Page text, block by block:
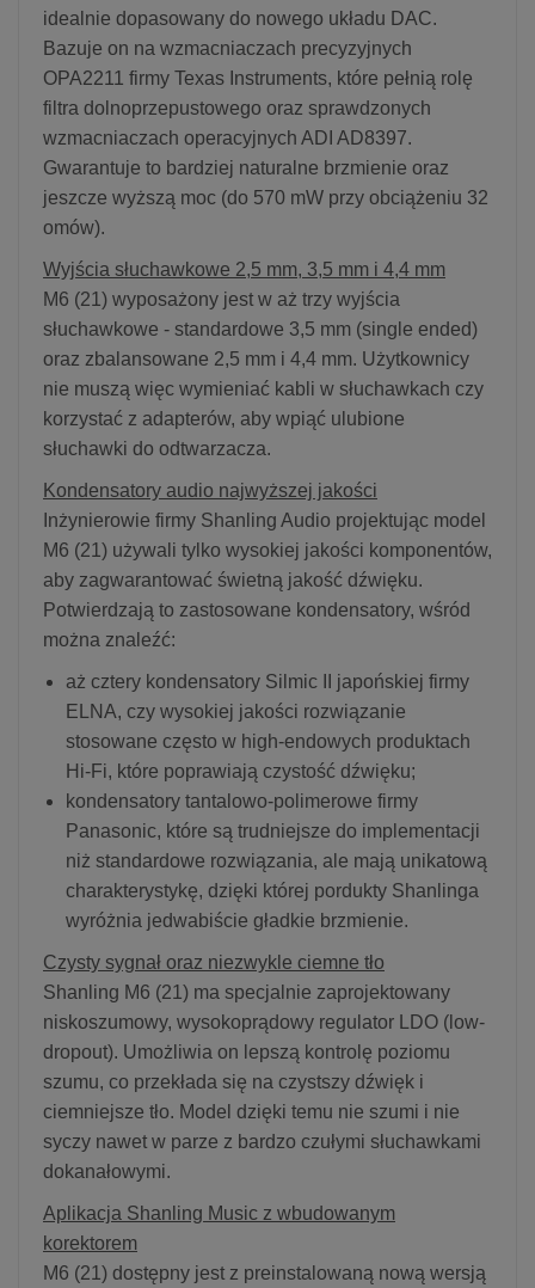
idealnie dopasowany do nowego układu DAC.
Bazuje on na wzmacniaczach precyzyjnych
OPA2211 firmy Texas Instruments, które pełnią rolę
filtra dolnoprzepustowego oraz sprawdzonych
wzmacniaczach operacyjnych ADI AD8397.
Gwarantuje to bardziej naturalne brzmienie oraz
jeszcze wyższą moc (do 570 mW przy obciążeniu 32
omów).
Wyjścia słuchawkowe 2,5 mm, 3,5 mm i 4,4 mm
M6 (21) wyposażony jest w aż trzy wyjścia
słuchawkowe - standardowe 3,5 mm (single ended)
oraz zbalansowane 2,5 mm i 4,4 mm. Użytkownicy
nie muszą więc wymieniać kabli w słuchawkach czy
korzystać z adapterów, aby wpiąć ulubione
słuchawki do odtwarzacza.
Kondensatory audio najwyższej jakości
Inżynierowie firmy Shanling Audio projektując model
M6 (21) używali tylko wysokiej jakości komponentów,
aby zagwarantować świetną jakość dźwięku.
Potwierdzają to zastosowane kondensatory, wśród
można znaleźć:
aż cztery kondensatory Silmic II japońskiej firmy
ELNA, czy wysokiej jakości rozwiązanie
stosowane często w high-endowych produktach
Hi-Fi, które poprawiają czystość dźwięku;
kondensatory tantalowo-polimerowe firmy
Panasonic, które są trudniejsze do implementacji
niż standardowe rozwiązania, ale mają unikatową
charakterystykę, dzięki której pordukty Shanlinga
wyróżnia jedwabiście gładkie brzmienie.
Czysty sygnał oraz niezwykle ciemne tło
Shanling M6 (21) ma specjalnie zaprojektowany
niskoszumowy, wysokoprądowy regulator LDO (low-
dropout). Umożliwia on lepszą kontrolę poziomu
szumu, co przekłada się na czystszy dźwięk i
ciemniejsze tło. Model dzięki temu nie szumi i nie
syczy nawet w parze z bardzo czułymi słuchawkami
dokanałowymi.
Aplikacja Shanling Music z wbudowanym
korektorem
M6 (21) dostępny jest z preinstalowaną nową wersją